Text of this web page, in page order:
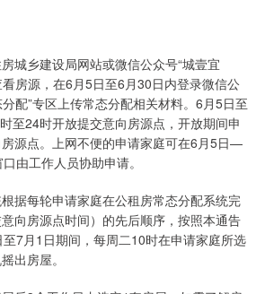
乡建设局网站或微信公众号“城壹宜
看房源，在6月5日至6月30日内登录微信公
分配”专区上传常态分配相关材料。6月5日至
至24时开放提交意向房源点，开放期间申
源点。上网不便的申请家庭可在6月5日—
由工作人员协助申请。
每轮申请家庭在公租房常态分配系统完
向房源点时间）的先后顺序，按照本通告
7月1日期间，每周二10时在申请家庭所选
出房屋。